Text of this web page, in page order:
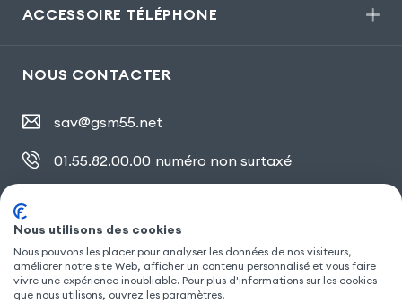
ACCESSOIRE TÉLÉPHONE
NOUS CONTACTER
sav@gsm55.net
01.55.82.00.00 numéro non surtaxé
SUIVEZ NOUS
Nous utilisons des cookies
Nous pouvons les placer pour analyser les données de nos visiteurs,
améliorer notre site Web, afficher un contenu personnalisé et vous faire
vivre une expérience inoubliable. Pour plus d'informations sur les cookies
que nous utilisons, ouvrez les paramètres.